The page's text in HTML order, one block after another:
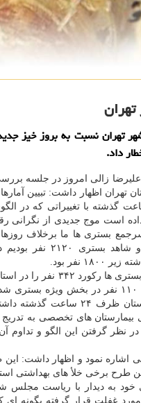
تهران نسبت به بروز خیز
علیرضا زالی امروز در جلسه
تهران اظهار داشت: تبیین
داده است ظرف ۲۴ ساعت گذشته با تغییراتی که در
داده است موج جدیدی از نگرانی
بستری ها ما برخلاف
گذشته به رکورد جدیدی رسیدیم و شاهد بستری ۲۱۲۰ نفر
نفر بود.
وی افزود: همینطور در بخش عادی بستری ها رکورد ۳۴۲ نفر را
تهران شاهد بودیم که از این میزان ۱۱۰ نفر در بخش ویژه
اند و افزایشی هم در فوتی های استان ظرف ۲۴ ساعت گذشته
در نظر گرفتن این الگو و
اشاره نمود و اظهار داشت:
طرح برخی خلأ های بهداشتی
به دیدار با ریاست مجلس
غفلت قرار گرفته بگونه ای